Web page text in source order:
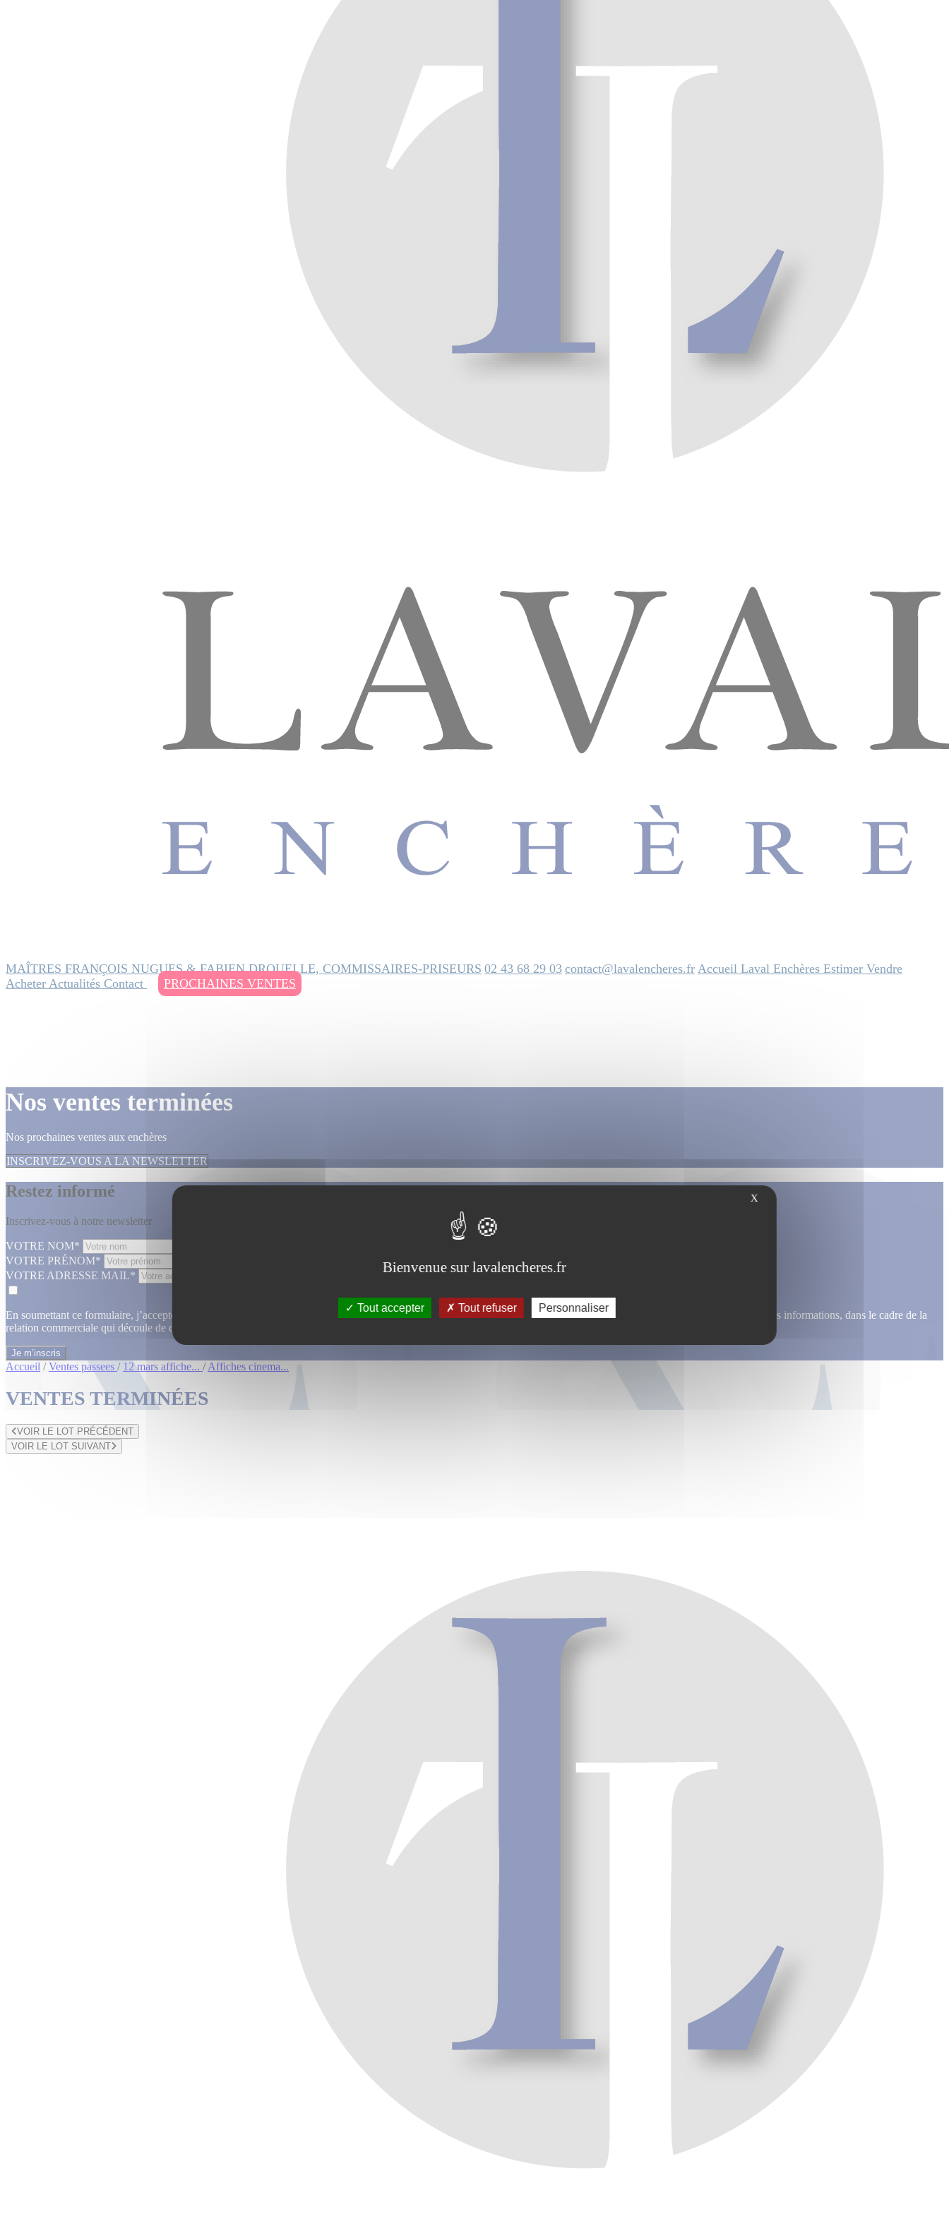
MAÎTRES FRANÇOIS NUGUES & FABIEN DROUELLE, COMMISSAIRES-PRISEURS 02 43 68 29 03 contact@lavalencheres.fr Accueil Laval Enchères Estimer Vendre
Acheter Actualités Contact PROCHAINES VENTES
Nos ventes terminées
Nos prochaines ventes aux enchères
INSCRIVEZ-VOUS A LA NEWSLETTER
Restez informé
Inscrivez-vous à notre newsletter
VOTRE NOM*
VOTRE PRÉNOM*
VOTRE ADRESSE MAIL*
En soumettant ce formulaire, j’accepte que les informations saisies dans ce formulaire soient utilisées, exploitées, traitées pour permettre de me recontacter, pour m’envoyer des informations, dans le cadre de la
relation commerciale qui découle de cette demande.
Accueil / Ventes passees / 12 mars affiche... / Affiches cinema...
VENTES TERMINÉES
VOIR LE LOT PRÉCÉDENT
VOIR LE LOT SUIVANT
X
Bienvenue sur lavalencheres.fr
Tout accepter Tout refuser Personnaliser